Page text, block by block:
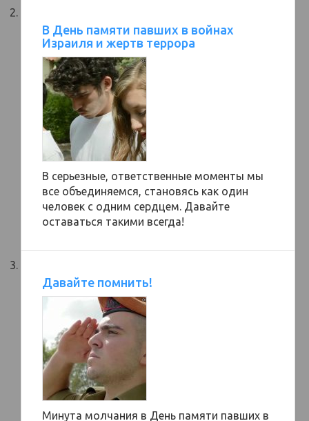
В День памяти павших в войнах
Израиля и жертв террора
В серьезные, ответственные моменты мы
все объединяемся, становясь как один
человек с одним сердцем. Давайте
оставаться такими всегда!
Давайте помнить!
Минута молчания в День памяти павших в